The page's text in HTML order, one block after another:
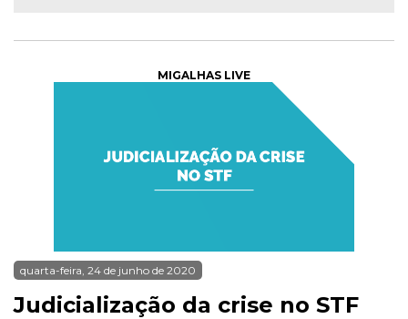
MIGALHAS LIVE
quarta-feira, 24 de junho de 2020
Judicialização da crise no STF